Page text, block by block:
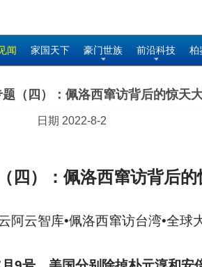
闻 家国天下 豪门世族 前沿科技 柏
（四）：佩洛西窜访背后的惊天
日期 2022-8-2
四）：佩洛西窜访背后的
阿云智库•佩洛西窜访台湾•全球